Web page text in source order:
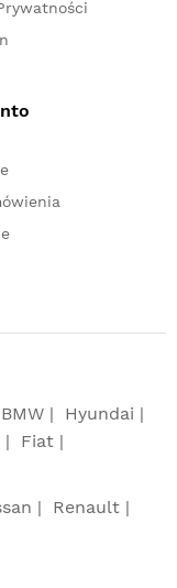
BMW
Hyundai
Fiat
Renault